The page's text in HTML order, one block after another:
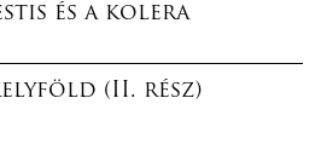
és a kolera
(II. rész)